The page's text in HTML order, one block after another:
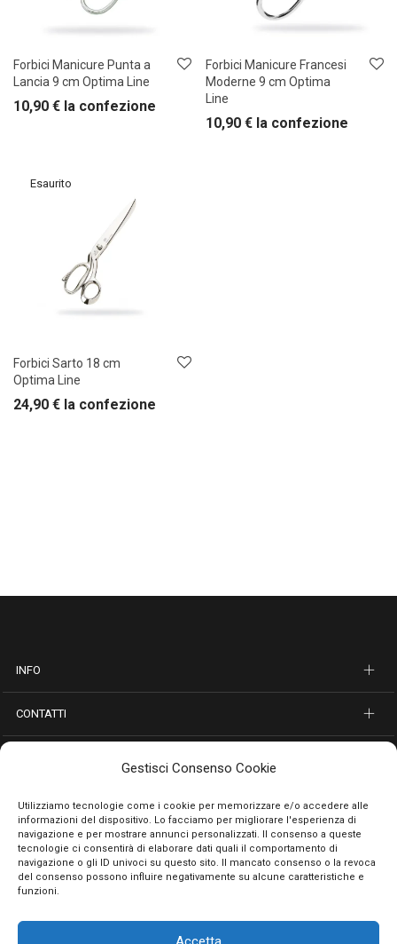
Gestisci Consenso Cookie
Utilizziamo tecnologie come i cookie per memorizzare e/o accedere alle
informazioni del dispositivo. Lo facciamo per migliorare l'esperienza di
navigazione e per mostrare annunci personalizzati. Il consenso a queste
tecnologie ci consentirà di elaborare dati quali il comportamento di
navigazione o gli ID univoci su questo sito. Il mancato consenso o la revoca
del consenso possono influire negativamente su alcune caratteristiche e
funzioni.
Forbici Manicure Punta a
Lancia 9 cm Optima Line
10,90 € la confezione
Forbici Manicure Francesi
Moderne 9 cm Optima
Line
10,90 € la confezione
Forbici Sarto 18 cm
Optima Line
24,90 € la confezione
INFO
CONTATTI
PAGAMENTI SICURI